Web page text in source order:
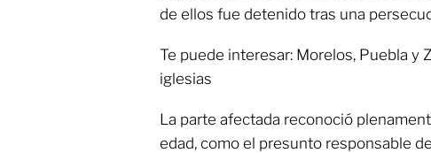
de ellos fue detenido tras una
Te puede interesar: Morelos, Puebla y
iglesias
La parte afectada reconoció
edad, como el presunto responsable